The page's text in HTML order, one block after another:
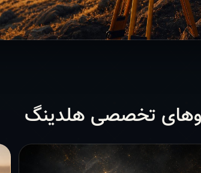
تخصصی هلدینگ